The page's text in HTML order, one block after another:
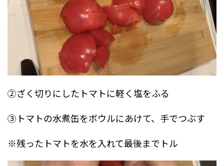
②ざく切りにしたトマトに軽く塩をふる
③トマトの水煮缶をボウルにあけて、手でつぶす
※残ったトマトを水を入れて最後までトル